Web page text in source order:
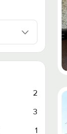
2
3
1